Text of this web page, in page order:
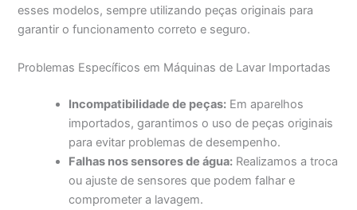
esses modelos, sempre utilizando peças originais para
garantir o funcionamento correto e seguro.
Problemas Específicos em Máquinas de Lavar Importadas
Incompatibilidade de peças: Em aparelhos
importados, garantimos o uso de peças originais
para evitar problemas de desempenho.
Falhas nos sensores de água: Realizamos a troca
ou ajuste de sensores que podem falhar e
comprometer a lavagem.